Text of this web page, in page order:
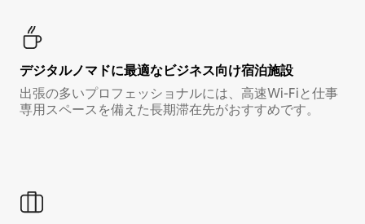
デジタルノマド⁠に最⁠適⁠なビ⁠ジ⁠ネ⁠ス⁠向⁠け宿⁠泊⁠施⁠設
出張の多いプロフェッショナルには、高速Wi-Fiと仕事
専用スペースを備えた長期滞在先がおすすめです。